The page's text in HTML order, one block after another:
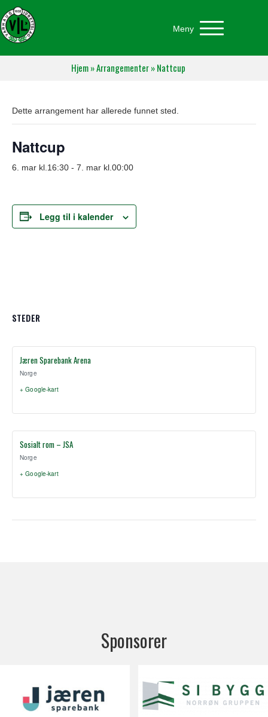
Meny
Hjem»Arrangementer»Nattcup
Dette arrangement har allerede funnet sted.
Nattcup
6. mar kl.16:30 - 7. mar kl.00:00
Legg til i kalender
STEDER
Jæren Sparebank Arena
Norge
+ Google-kart
Sosialt rom – JSA
Norge
+ Google-kart
Sponsorer